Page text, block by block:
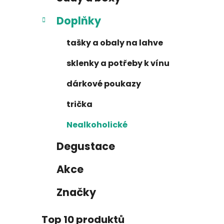
n
í
Doplňky
tašky a obaly na lahve
sklenky a potřeby k vínu
dárkové poukazy
trička
Nealkoholické
Degustace
Akce
Značky
Top 10 produktů